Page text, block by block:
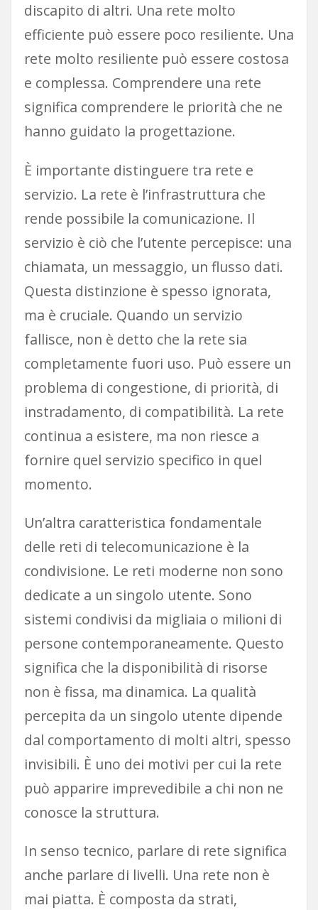
discapito di altri. Una rete molto
efficiente può essere poco resiliente. Una
rete molto resiliente può essere costosa
e complessa. Comprendere una rete
significa comprendere le priorità che ne
hanno guidato la progettazione.
È importante distinguere tra rete e
servizio. La rete è l’infrastruttura che
rende possibile la comunicazione. Il
servizio è ciò che l’utente percepisce: una
chiamata, un messaggio, un flusso dati.
Questa distinzione è spesso ignorata,
ma è cruciale. Quando un servizio
fallisce, non è detto che la rete sia
completamente fuori uso. Può essere un
problema di congestione, di priorità, di
instradamento, di compatibilità. La rete
continua a esistere, ma non riesce a
fornire quel servizio specifico in quel
momento.
Un’altra caratteristica fondamentale
delle reti di telecomunicazione è la
condivisione. Le reti moderne non sono
dedicate a un singolo utente. Sono
sistemi condivisi da migliaia o milioni di
persone contemporaneamente. Questo
significa che la disponibilità di risorse
non è fissa, ma dinamica. La qualità
percepita da un singolo utente dipende
dal comportamento di molti altri, spesso
invisibili. È uno dei motivi per cui la rete
può apparire imprevedibile a chi non ne
conosce la struttura.
In senso tecnico, parlare di rete significa
anche parlare di livelli. Una rete non è
mai piatta. È composta da strati,